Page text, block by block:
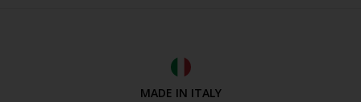
MADE IN ITALY